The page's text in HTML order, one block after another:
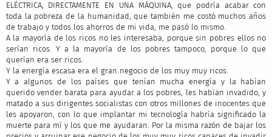
ELÉCTRICA, DIRECTAMENTE EN UNA MÁQUINA, que podría acabar con
toda la pobreza de la humanidad, que también me costó muchos años
de trabajo y todos los ahorros de mi vida, me pasó lo mismo.
A la mayoría de los ricos no les interesaba, porque sin pobres ellos no
serían ricos. Y a la mayoría de los pobres tampoco, porque lo que
querían era ser ricos.
Y la energía escasa era el gran negocio de los muy muy ricos.
Y a algunos de los países que tenían mucha energía y la habían
querido vender barata para ayudar a los pobres, les habían invadido, y
matado a sus dirigentes socialistas con otros millones de inocentes que
les apoyaron, con lo que implantar mi tecnología habría significado la
muerte para mí y los que me ayudaran. Por la misma razón de bajar los